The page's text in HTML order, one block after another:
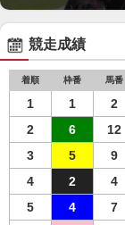
競走成績
着順 枠番 馬番
1 1 2
2
6 12
3
5 9
4
2 4
5
4 7